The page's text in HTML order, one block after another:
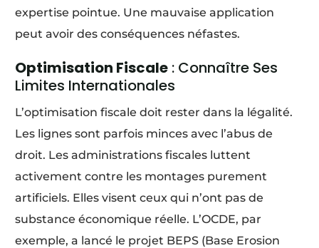
expertise pointue. Une mauvaise application
peut avoir des conséquences néfastes.
Optimisation Fiscale : Connaître Ses
Limites Internationales
L’optimisation fiscale doit rester dans la légalité.
Les lignes sont parfois minces avec l’abus de
droit. Les administrations fiscales luttent
activement contre les montages purement
artificiels. Elles visent ceux qui n’ont pas de
substance économique réelle. L’OCDE, par
exemple, a lancé le projet BEPS (Base Erosion